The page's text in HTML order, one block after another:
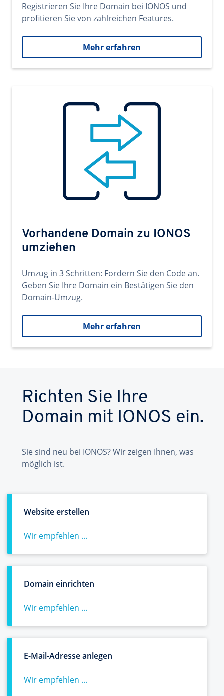
Registrieren Sie Ihre Domain bei IONOS und
profitieren Sie von zahlreichen Features.
Mehr erfahren
Vorhandene Domain zu IONOS
umziehen
Umzug in 3 Schritten: Fordern Sie den Code an.
Geben Sie Ihre Domain ein Bestätigen Sie den
Domain-Umzug.
Mehr erfahren
Richten Sie Ihre
Domain mit IONOS ein.
Sie sind neu bei IONOS? Wir zeigen Ihnen, was
möglich ist.
Website erstellen
Wir empfehlen ...
Domain einrichten
Wir empfehlen ...
E-Mail-Adresse anlegen
Wir empfehlen ...